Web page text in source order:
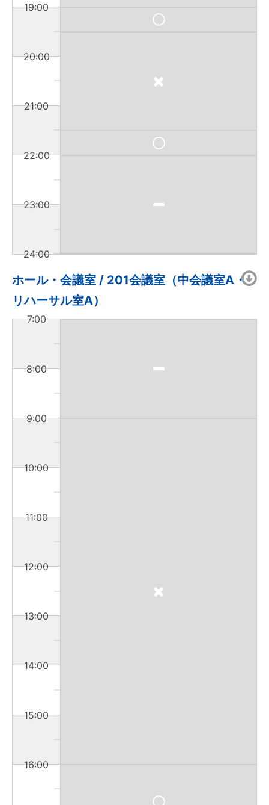
19:00
20:00
21:00
22:00
23:00
24:00
ホール・会議室 / 201会議室（中会議室A・
リハーサル室A）
7:00
8:00
9:00
10:00
11:00
12:00
13:00
14:00
15:00
16:00